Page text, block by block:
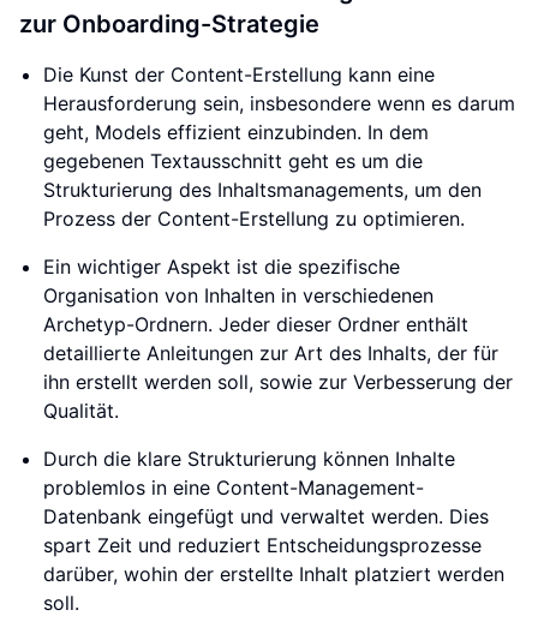
zur Onboarding-Strategie
Die Kunst der Content-Erstellung kann eine
Herausforderung sein, insbesondere wenn es darum
geht, Models effizient einzubinden. In dem
gegebenen Textausschnitt geht es um die
Strukturierung des Inhaltsmanagements, um den
Prozess der Content-Erstellung zu optimieren.
Ein wichtiger Aspekt ist die spezifische
Organisation von Inhalten in verschiedenen
Archetyp-Ordnern. Jeder dieser Ordner enthält
detaillierte Anleitungen zur Art des Inhalts, der für
ihn erstellt werden soll, sowie zur Verbesserung der
Qualität.
Durch die klare Strukturierung können Inhalte
problemlos in eine Content-Management-
Datenbank eingefügt und verwaltet werden. Dies
spart Zeit und reduziert Entscheidungsprozesse
darüber, wohin der erstellte Inhalt platziert werden
soll.